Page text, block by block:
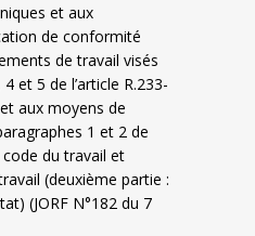
et aux
de conformité
de travail visés
et 5 de l’article R.233-
aux moyens de
1 et 2 de
code du travail et
(deuxième partie :
(JORF N°182 du 7